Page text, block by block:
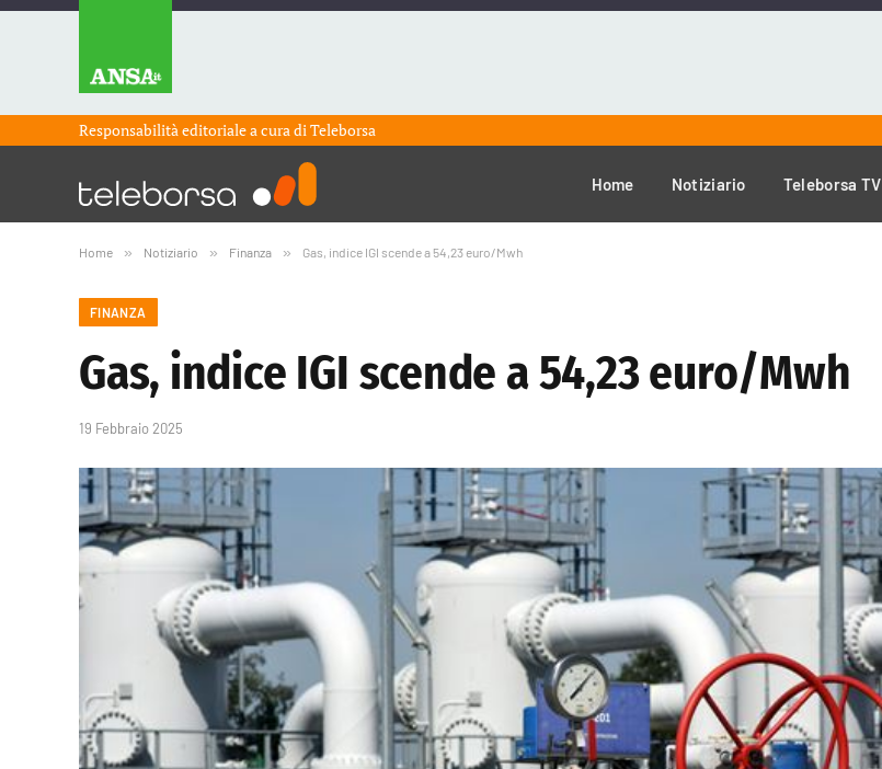
Responsabilità editoriale a cura diTeleborsa
Home Notiziario Teleborsa TV
Home » Notiziario » Finanza » Gas, indice IGI scende a 54,23 euro/Mwh
FINANZA
Gas, indice IGI scende a 54,23 euro/Mwh
19 Febbraio 2025